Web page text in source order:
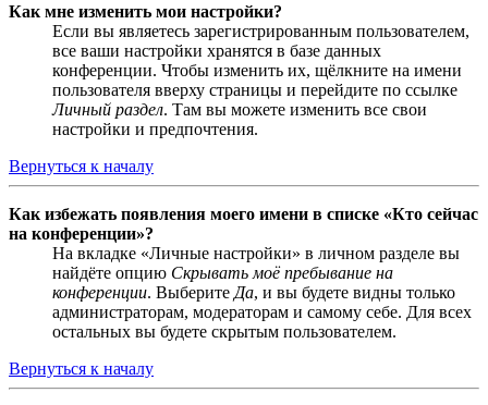
Как мне изменить мои настройки?
Если вы являетесь зарегистрированным пользователем,
все ваши настройки хранятся в базе данных
конференции. Чтобы изменить их, щёлкните на имени
пользователя вверху страницы и перейдите по ссылке
Личный раздел. Там вы можете изменить все свои
настройки и предпочтения.
Вернуться к началу
Как избежать появления моего имени в списке «Кто сейчас
на конференции»?
На вкладке «Личные настройки» в личном разделе вы
найдёте опцию Скрывать моё пребывание на
конференции. Выберите Да, и вы будете видны только
администраторам, модераторам и самому себе. Для всех
остальных вы будете скрытым пользователем.
Вернуться к началу